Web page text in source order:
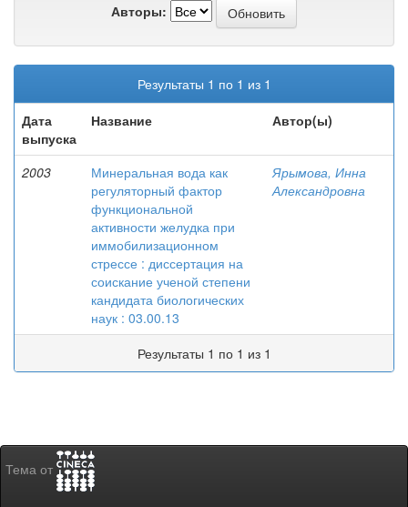
Авторы:
Результаты 1 по 1 из 1
Дата
выпуска
Название Автор(ы)
2003
Минеральная вода как
регуляторный фактор
функциональной
активности желудка при
иммобилизационном
стрессе : диссертация на
соискание ученой степени
кандидата биологических
наук : 03.00.13
Ярымова, Инна
Александровна
Результаты 1 по 1 из 1
Тема от